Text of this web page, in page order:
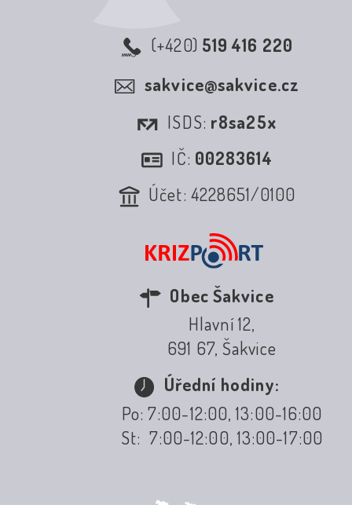
(+420) 519 416 220
sakvice@sakvice.cz
ISDS: r8sa25x
IČ: 00283614
Účet: 4228651/0100
Obec Šakvice
Hlavní 12,
691 67, Šakvice
Úřední hodiny:
Po: 7:00-12:00, 13:00-16:00
St: 7:00-12:00, 13:00-17:00